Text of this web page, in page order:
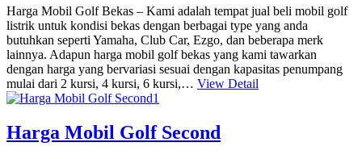
Harga Mobil Golf Bekas – Kami adalah tempat jual beli mobil golf
listrik untuk kondisi bekas dengan berbagai type yang anda
butuhkan seperti Yamaha, Club Car, Ezgo, dan beberapa merk
lainnya. Adapun harga mobil golf bekas yang kami tawarkan
dengan harga yang bervariasi sesuai dengan kapasitas penumpang
mulai dari 2 kursi, 4 kursi, 6 kursi,… View Detail
Harga Mobil Golf Second